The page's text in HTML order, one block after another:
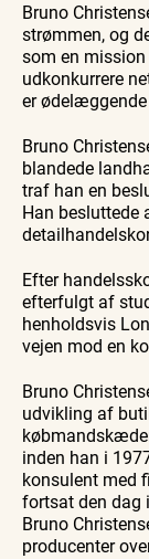
Bruno
strømmen, og
som en
udkonkurrere
er
Bruno
blandede
traf han en
Han besluttede
Efter
efterfulgt af
henholdsvis
vejen mod en
Bruno
udvikling af
inden han i
konsulent med
fortsat den dag
Bruno
producenter